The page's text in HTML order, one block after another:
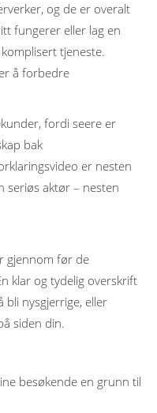
og de er overalt
fungerer eller lag en
tjeneste.
å forbedre
fordi seere er
bak
er nesten
seriøs aktør – nesten
gjennom før de
klar og tydelig overskrift
bli nysgjerrige, eller
siden din.
besøkende en grunn til